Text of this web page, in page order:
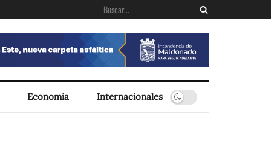
Economía Internacionales